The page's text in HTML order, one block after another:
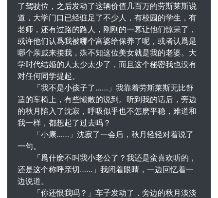
了驾驶位，之后发动了这辆价值几百万的劳斯莱斯说
道，大学门口已经驻足了不少人，有校园的学生，有
老师，还有过路的路人，刚刚的一幕让他们惊呆了，
或许他们认爲我被哪个富婆给保养了呢，或者认爲是
哪个亲戚来接我，殊不知这位美女就是我的老婆。大
学时代结婚的人太少太少了，而且这个秘密我也没有
对任何同学提起。
「我不是小孩子了……」我靠着劳斯莱斯无比舒
适的车椅上，有些懒散的说到。听到我的话后，旁边
的秋月陷入了沈寂，呼吸似乎也不怎麽平稳，难道和
我一样，都想起了过去吗？
「小康……」沈寂了一会后，秋月轻轻对着说了
一句。
「爲什麽不叫我小老公了？我还是蛮喜欢听的，
还是这个称呼亲切……」我闭着眼睛，一边回忆着一
边说道。
「你还恨我吗？」车子发动了，旁边的秋月淡淡